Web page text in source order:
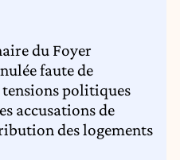
du Foyer
faute de
politiques
accusations de
des logements